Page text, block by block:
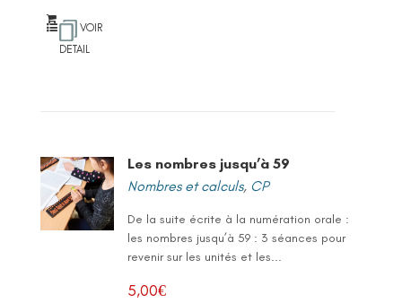
VOIR
DETAIL
Les nombres jusqu’à 59
Nombres et calculs, CP
De la suite écrite à la numération orale :
les nombres jusqu’à 59 : 3 séances pour
revenir sur les unités et les...
5,00€